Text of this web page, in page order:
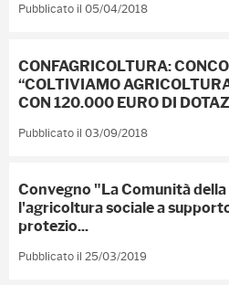
Pubblicato il 05/04/2018
CONFAGRICOLTURA:
“COLTIVIAMO
CON 120.000 EURO DI
Pubblicato il 03/09/2018
Convegno "La Comunità della
l'agricoltura sociale a
protezio...
Pubblicato il 25/03/2019